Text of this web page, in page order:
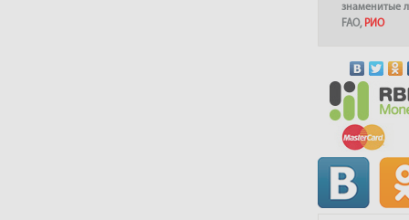
знаменитые
FAO, РИО